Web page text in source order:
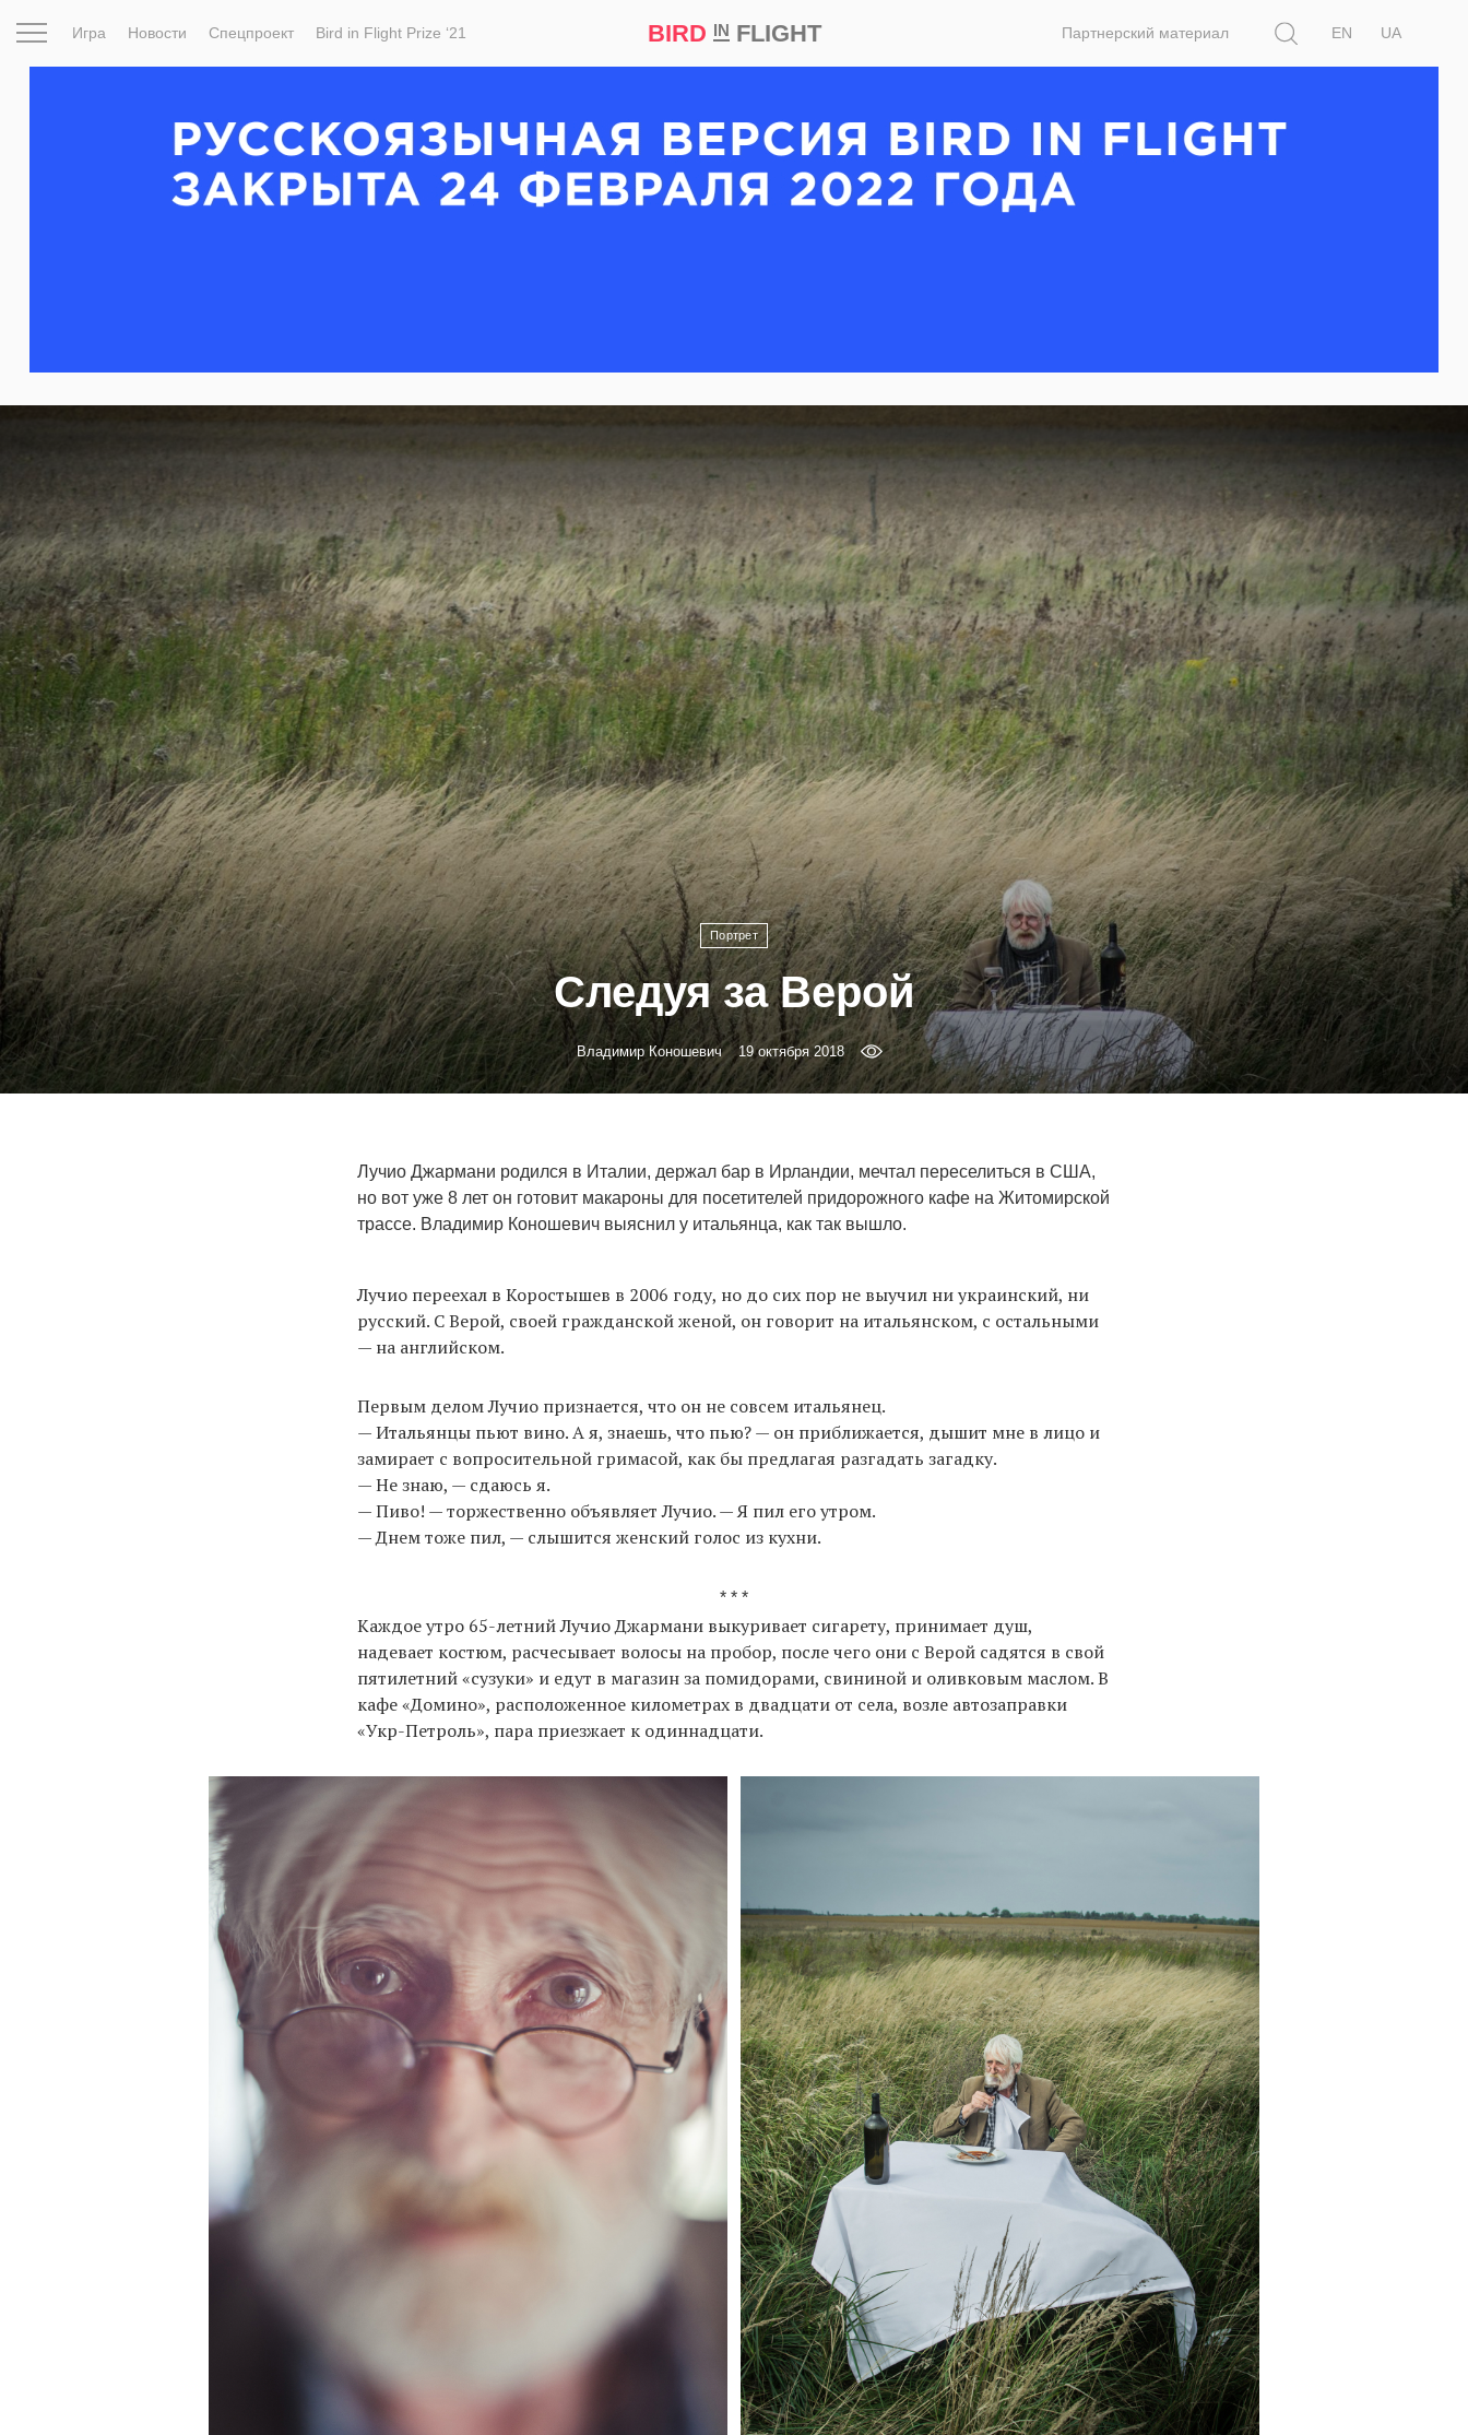
Игра Новости Спецпроект Bird in Flight Prize ‘21 BIRD INFLIGHT Партнерский материал
EN
UA
Портрет
Следуя за Верой
Владимир Коношевич 19 октября 2018
Лучио Джармани родился в Италии, держал бар в Ирландии, мечтал переселиться в США,
но вот уже 8 лет он готовит макароны для посетителей придорожного кафе на Житомирской
трассе. Владимир Коношевич выяснил у итальянца, как так вышло.
Лучио переехал в Коростышев в 2006 году, но до сих пор не выучил ни украинский, ни
русский. С Верой, своей гражданской женой, он говорит на итальянском, с остальными
— на английском.
Первым делом Лучио признается, что он не совсем итальянец.
— Итальянцы пьют вино. А я, знаешь, что пью? — он приближается, дышит мне в лицо и
замирает с вопросительной гримасой, как бы предлагая разгадать загадку.
— Не знаю, — сдаюсь я.
— Пиво! — торжественно объявляет Лучио. — Я пил его утром.
— Днем тоже пил, — слышится женский голос из кухни.
* * *
Каждое утро 65-летний Лучио Джармани выкуривает сигарету, принимает душ,
надевает костюм, расчесывает волосы на пробор, после чего они с Верой садятся в свой
пятилетний «сузуки» и едут в магазин за помидорами, свининой и оливковым маслом. В
кафе «Домино», расположенное километрах в двадцати от села, возле автозаправки
«Укр-Петроль», пара приезжает к одиннадцати.